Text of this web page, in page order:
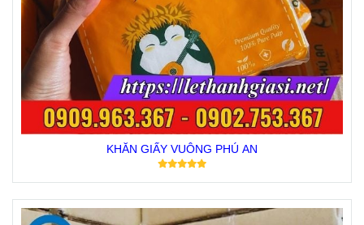
KHĂN GIẤY VUÔNG PHÚ AN